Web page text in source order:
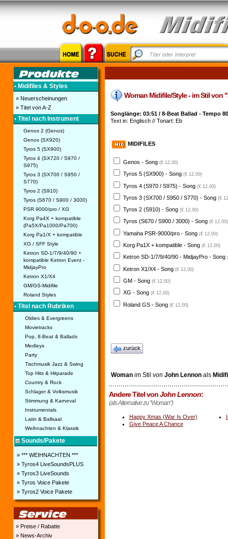
• Midifiles & Styles
» Neuerscheinungen
» Titel von A-Z
• Titel nach Instrument
Genos 2 (Genos)
Genos (SX920)
Tyros 5 (SX900)
Tyros 4 (SX720 / S970 /
S975)
Tyros 3 (SX700 / S950 /
S770)
Tyros 2 (S910)
Tyros (S670 / S900 / 3000)
PSR 9000/pro / XG
Korg Pa4X + kompatible
(Pa5X/Pa1000/Pa700)
Korg Pa1/X + kompatible
XG / SFF Style
Ketron SD-1/7/9/40/90 +
kompatible Ketron Event -
MidjayPro
Ketron X1/X4
GM/GS-Midifile
Roland Styles
• Titel nach Rubriken
Oldies & Evergreens
Movietracks
Pop, 8-Beat & Ballads
Medleys
Party
Tischmusik Jazz & Swing
Top Hits & Hitparade
Country & Rock
Schlager & Volksmusik
Stimmung & Karneval
Instrumentals
Latin & Ballsaal
Weihnachten & Klassik
Sounds/Pakete
» *** WEIHNACHTEN ***
» Tyros4 LiveSoundsPLUS
» Tyros3 LiveSounds
» Tyros Voice Pakete
» Tyros2 Voice Pakete
» Preise / Rabatte
» News-Archiv
Woman Midifile/Style - im Stil von
Songlänge: 03:51 / 8-Beat Ballad - Tempo 80
Text in: Englisch // Tonart: Eb
MIDIFILES
Genos - Song (€ 12,00)
Tyros 5 (SX900) - Song (€ 12,00)
Tyros 4 (S970 / S975) - Song (€ 12,00)
Tyros 3 (SX700 / S950 / S770) - Song (€
Tyros 2 (S910) - Song (€ 12,00)
Tyros (S670 / S900 / 3000) - Song (€ 12,00)
Yamaha PSR-9000/pro - Song (€ 12,00)
Korg Pa1X + kompatible - Song (€ 12,00)
Ketron SD-1/7/9/40/90 - MidjayPro - Song
Ketron X1/X4 - Song (€ 12,00)
GM - Song (€ 12,00)
XG - Song (€ 12,00)
Roland GS - Song (€ 12,00)
zurück
Womanim Stil von John Lennonals
Andere Titel vonJohn Lennon:
(als Alternative zu "Woman")
Happy Xmas (War Is Over)
Give Peace A Chance